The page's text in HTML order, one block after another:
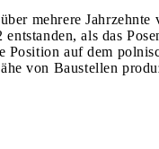
mehrere
als das
Position auf dem
von Baustellen